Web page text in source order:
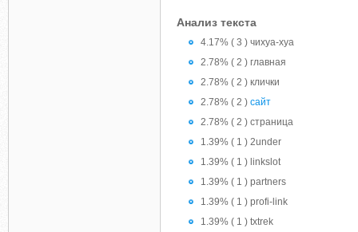
Анализ текста
4.17% ( 3 ) чихуа-хуа
2.78% ( 2 ) главная
2.78% ( 2 ) клички
2.78% ( 2 ) сайт
2.78% ( 2 ) страница
1.39% ( 1 ) 2under
1.39% ( 1 ) linkslot
1.39% ( 1 ) partners
1.39% ( 1 ) profi-link
1.39% ( 1 ) txtrek